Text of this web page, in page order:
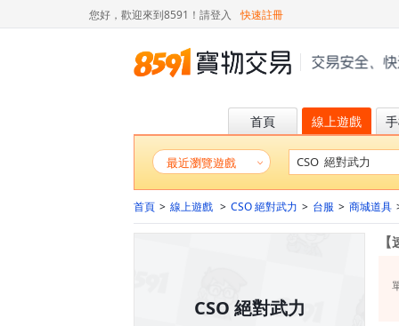
您好，歡迎來到8591！ 請登入 快速註冊
首頁 線上遊戲
最近瀏覽遊戲
首頁 > 線上遊戲 > CSO 絕對武力 > 台服 > 商城道具
CSO 絕對武力